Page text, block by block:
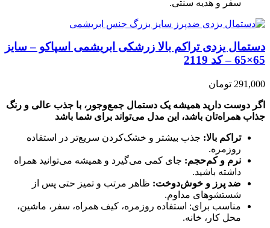
سفر و هدیه سنتی.
دستمال یزدی تراکم بالا زرشکی ابریشمی اسپاکو – سایز
65×65 – کد 2119
291,000 تومان
اگر دوست دارید همیشه یک دستمال جمع‌وجور، با جذب عالی و رنگ
جذاب همراه‌تان باشد، این مدل می‌تواند برای شما باشد
تراکم بالا: جذب بیشتر و خشک‌کردن سریع‌تر در استفاده
روزمره.
نرم و کم‌حجم: جای کمی می‌گیرد و همیشه می‌توانید همراه
داشته باشید.
ضد پرز و خوش‌دوخت: ظاهر مرتب و تمیز حتی پس از
شستشوهای مداوم.
مناسب برای: استفاده روزمره، کیف همراه، سفر، ماشین،
محل کار، خانه.